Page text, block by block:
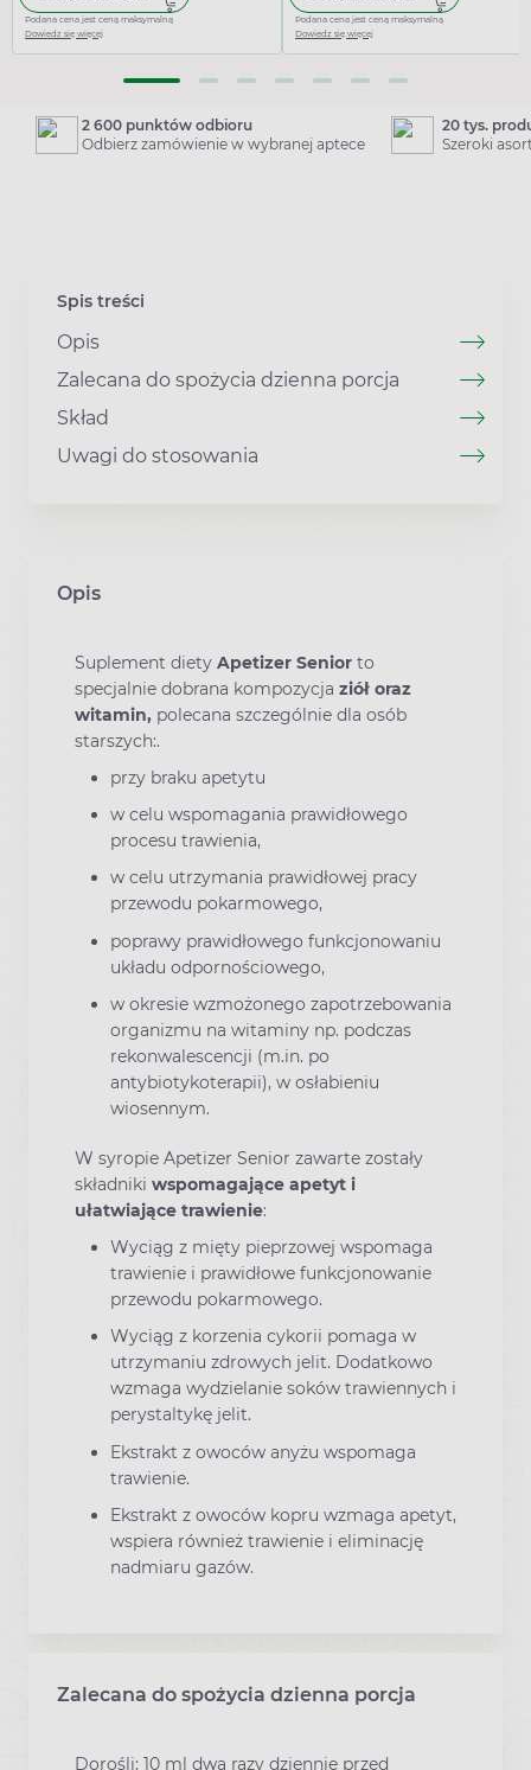
Podana cena jest ceną maksymalną
Dowiedz się więcej
Podana cena jest ceną maksymalną
Dowiedz się więcej
2 600 punktów odbioru
Odbierz zamówienie w wybranej aptece
20 tys.
Szeroki
Spis treści
Opis
Zalecana do spożycia dzienna porcja
Skład
Uwagi do stosowania
Opis
Suplement diety Apetizer Senior to
specjalnie dobrana kompozycja ziół oraz
witamin, polecana szczególnie dla osób
starszych:.
przy braku apetytu
w celu wspomagania prawidłowego
procesu trawienia,
w celu utrzymania prawidłowej pracy
przewodu pokarmowego,
poprawy prawidłowego funkcjonowaniu
układu odpornościowego,
w okresie wzmożonego zapotrzebowania
organizmu na witaminy np. podczas
rekonwalescencji (m.in. po
antybiotykoterapii), w osłabieniu
wiosennym.
W syropie Apetizer Senior zawarte zostały
składniki wspomagające apetyt i
ułatwiające trawienie:
Wyciąg z mięty pieprzowej wspomaga
trawienie i prawidłowe funkcjonowanie
przewodu pokarmowego.
Wyciąg z korzenia cykorii pomaga w
utrzymaniu zdrowych jelit. Dodatkowo
wzmaga wydzielanie soków trawiennych i
perystaltykę jelit.
Ekstrakt z owoców anyżu wspomaga
trawienie.
Ekstrakt z owoców kopru wzmaga apetyt,
wspiera również trawienie i eliminację
nadmiaru gazów.
Zalecana do spożycia dzienna porcja
Dorośli: 10 ml dwa razy dziennie przed